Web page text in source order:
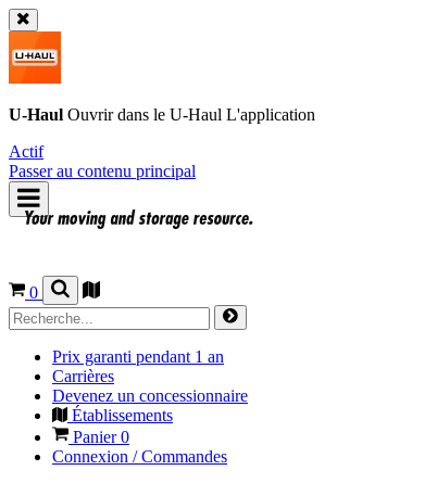
U-Haul Ouvrir dans le U-Haul L'application
Actif
Passer au contenu principal
0
Prix garanti pendant 1 an
Carrières
Devenez un concessionnaire
Établissements
Panier0
Connexion / Commandes